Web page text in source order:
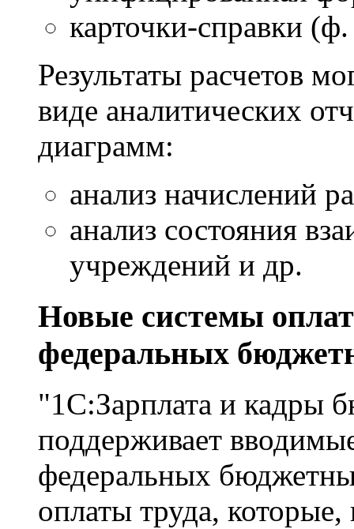
карточки-справки
Результаты расчетов
виде аналитических
диаграмм:
анализ начислений
анализ состояния
учреждений и др.
Новые системы
федеральных
"1С:Зарплата и кадры
поддерживает
федеральных
оплаты труда,